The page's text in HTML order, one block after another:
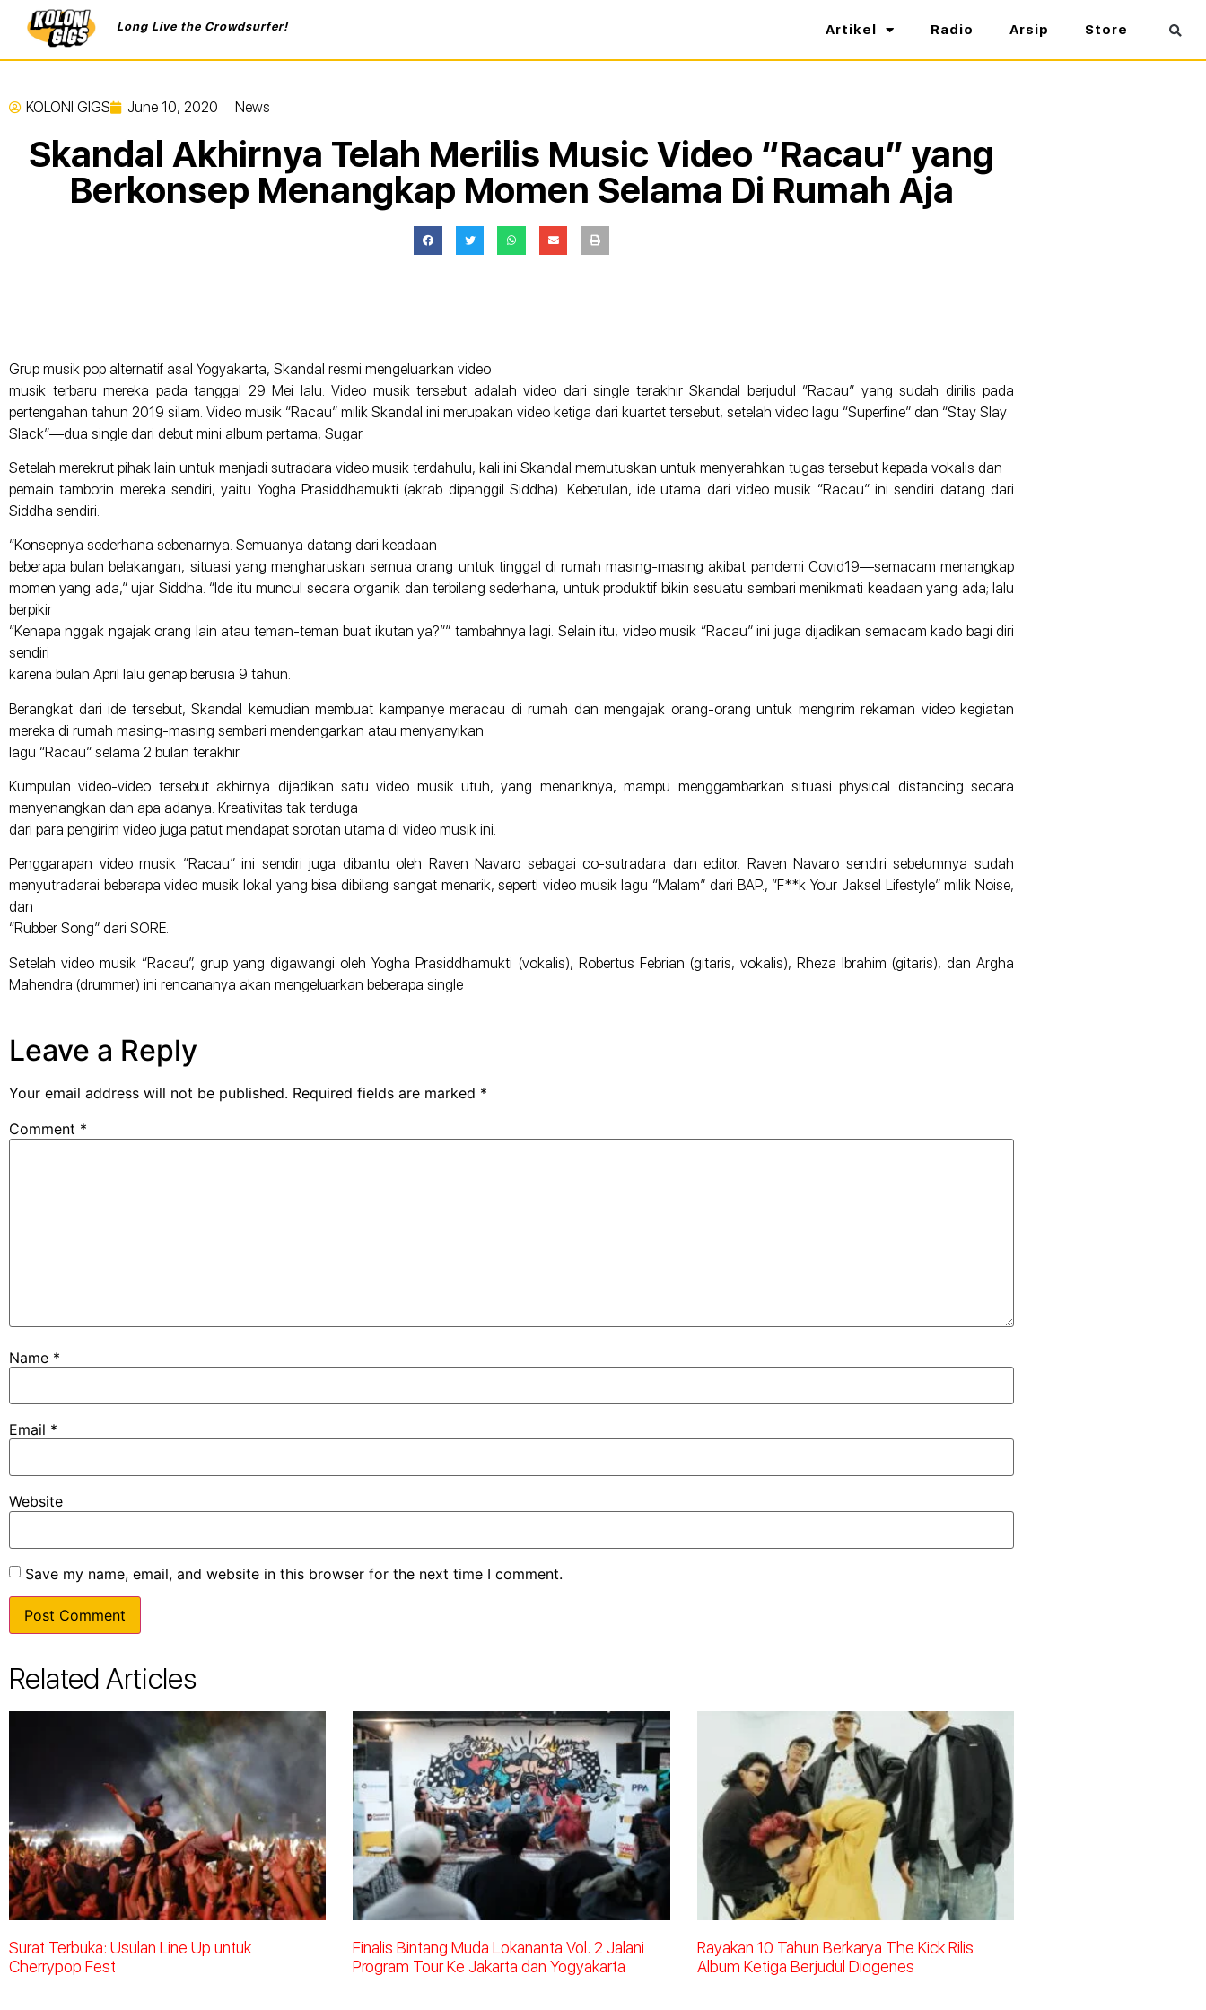
Long Live the Crowdsurfer! Artikel Radio Arsip Store
KOLONI GIGS June 10, 2020 News
Skandal Akhirnya Telah Merilis Music Video “Racau” yang
Berkonsep Menangkap Momen Selama Di Rumah Aja
Grup musik pop alternatif asal Yogyakarta, Skandal resmi mengeluarkan video
musik terbaru mereka pada tanggal 29 Mei lalu. Video musik tersebut adalah video dari single terakhir Skandal berjudul “Racau” yang sudah dirilis pada
pertengahan tahun 2019 silam. Video musik “Racau” milik Skandal ini merupakan video ketiga dari kuartet tersebut, setelah video lagu “Superfine” dan “Stay Slay
Slack”—dua single dari debut mini album pertama, Sugar.
Setelah merekrut pihak lain untuk menjadi sutradara video musik terdahulu, kali ini Skandal memutuskan untuk menyerahkan tugas tersebut kepada vokalis dan
pemain tamborin mereka sendiri, yaitu Yogha Prasiddhamukti (akrab dipanggil Siddha). Kebetulan, ide utama dari video musik “Racau” ini sendiri datang dari
Siddha sendiri.
“Konsepnya sederhana sebenarnya. Semuanya datang dari keadaan
beberapa bulan belakangan, situasi yang mengharuskan semua orang untuk tinggal di rumah masing-masing akibat pandemi Covid19—semacam menangkap
momen yang ada,” ujar Siddha. “Ide itu muncul secara organik dan terbilang sederhana, untuk produktif bikin sesuatu sembari menikmati keadaan yang ada; lalu
berpikir
“Kenapa nggak ngajak orang lain atau teman-teman buat ikutan ya?”” tambahnya lagi. Selain itu, video musik “Racau” ini juga dijadikan semacam kado bagi diri
sendiri
karena bulan April lalu genap berusia 9 tahun.
Berangkat dari ide tersebut, Skandal kemudian membuat kampanye meracau di rumah dan mengajak orang-orang untuk mengirim rekaman video kegiatan
mereka di rumah masing-masing sembari mendengarkan atau menyanyikan
lagu “Racau” selama 2 bulan terakhir.
Kumpulan video-video tersebut akhirnya dijadikan satu video musik utuh, yang menariknya, mampu menggambarkan situasi physical distancing secara
menyenangkan dan apa adanya. Kreativitas tak terduga
dari para pengirim video juga patut mendapat sorotan utama di video musik ini.
Penggarapan video musik “Racau” ini sendiri juga dibantu oleh Raven Navaro sebagai co-sutradara dan editor. Raven Navaro sendiri sebelumnya sudah
menyutradarai beberapa video musik lokal yang bisa dibilang sangat menarik, seperti video musik lagu “Malam” dari BAP., “F**k Your Jaksel Lifestyle” milik Noise,
dan
“Rubber Song” dari SORE.
Setelah video musik “Racau”, grup yang digawangi oleh Yogha Prasiddhamukti (vokalis), Robertus Febrian (gitaris, vokalis), Rheza Ibrahim (gitaris), dan Argha
Mahendra (drummer) ini rencananya akan mengeluarkan beberapa single
Leave a Reply
Your email address will not be published. Required fields are marked *
Comment *
Name *
Email *
Website
Save my name, email, and website in this browser for the next time I comment.
Related Articles
Surat Terbuka: Usulan Line Up untuk
Cherrypop Fest
Finalis Bintang Muda Lokananta Vol. 2 Jalani
Program Tour Ke Jakarta dan Yogyakarta
Rayakan 10 Tahun Berkarya The Kick Rilis
Album Ketiga Berjudul Diogenes